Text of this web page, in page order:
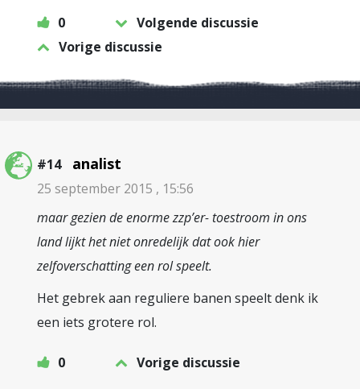
0
Volgende discussie
Vorige discussie
#14 analist
25 september 2015 , 15:56
maar gezien de enorme zzp’er- toestroom in ons
land lijkt het niet onredelijk dat ook hier
zelfoverschatting een rol speelt.
Het gebrek aan reguliere banen speelt denk ik
een iets grotere rol.
0 Vorige discussie